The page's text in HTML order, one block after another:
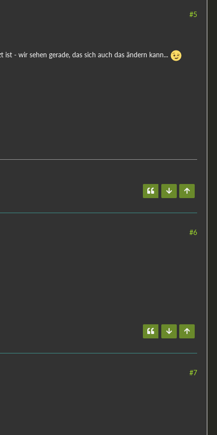
#5
- wir sehen gerade, das sich auch das ändern kann...
#6
#7